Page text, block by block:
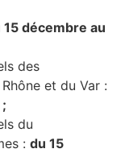
15 décembre au
des
et du Var :
du
: du 15